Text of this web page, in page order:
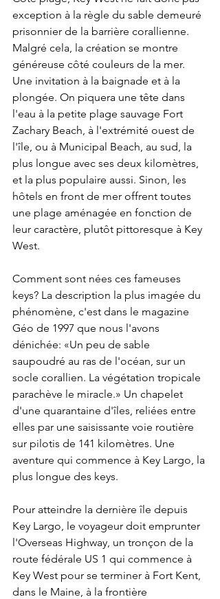
exception à la règle du sable demeuré
prisonnier de la barrière corallienne.
Malgré cela, la création se montre
généreuse côté couleurs de la mer.
Une invitation à la baignade et à la
plongée. On piquera une tête dans
l'eau à la petite plage sauvage Fort
Zachary Beach, à l'extrémité ouest de
l'île, ou à Municipal Beach, au sud, la
plus longue avec ses deux kilomètres,
et la plus populaire aussi. Sinon, les
hôtels en front de mer offrent toutes
une plage aménagée en fonction de
leur caractère, plutôt pittoresque à Key
West.
Comment sont nées ces fameuses
keys? La description la plus imagée du
phénomène, c'est dans le magazine
Géo de 1997 que nous l'avons
dénichée: «Un peu de sable
saupoudré au ras de l'océan, sur un
socle corallien. La végétation tropicale
parachève le miracle.» Un chapelet
d'une quarantaine d'îles, reliées entre
elles par une saisissante voie routière
sur pilotis de 141 kilomètres. Une
aventure qui commence à Key Largo, la
plus longue des keys.
Pour atteindre la dernière île depuis
Key Largo, le voyageur doit emprunter
l'Overseas Highway, un tronçon de la
route fédérale US 1 qui commence à
Key West pour se terminer à Fort Kent,
dans le Maine, à la frontière